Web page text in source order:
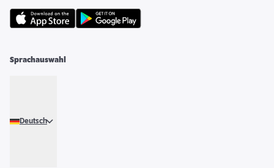
Sprachauswahl
Deutsch